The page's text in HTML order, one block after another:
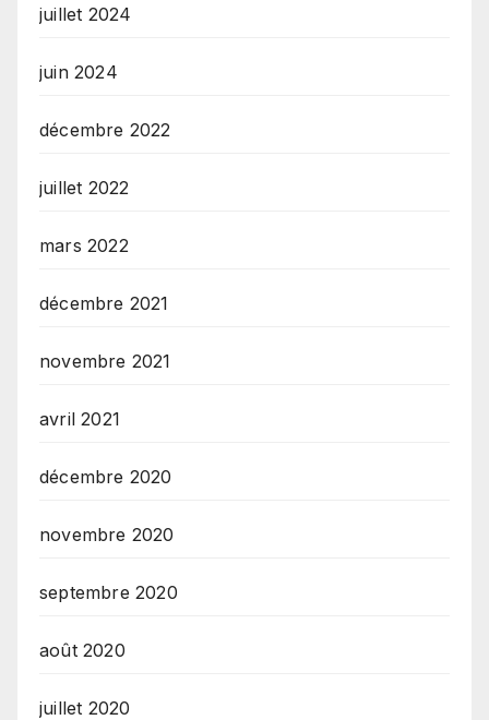
juillet 2024
juin 2024
décembre 2022
juillet 2022
mars 2022
décembre 2021
novembre 2021
avril 2021
décembre 2020
novembre 2020
septembre 2020
août 2020
juillet 2020